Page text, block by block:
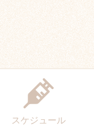
スケジュール